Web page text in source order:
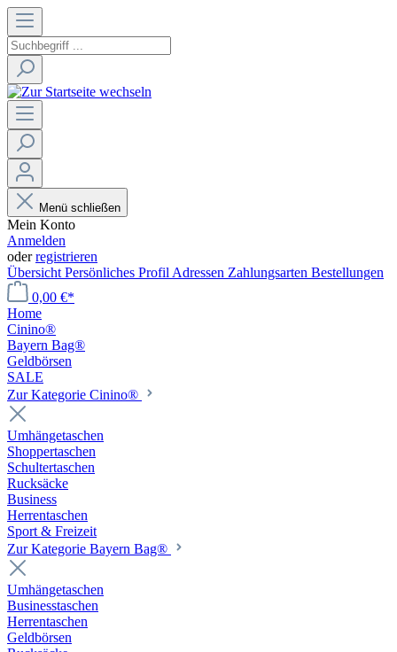
Menü schließen
Mein Konto
Anmelden
oderregistrieren
Übersicht Persönliches Profil Adressen Zahlungsarten Bestellungen
0,00 €*
Home
Cinino®
Bayern Bag®
Geldbörsen
SALE
Zur Kategorie Cinino®
Umhängetaschen
Shoppertaschen
Schultertaschen
Rucksäcke
Business
Herrentaschen
Sport & Freizeit
Zur Kategorie Bayern Bag®
Umhängetaschen
Businesstaschen
Herrentaschen
Geldbörsen